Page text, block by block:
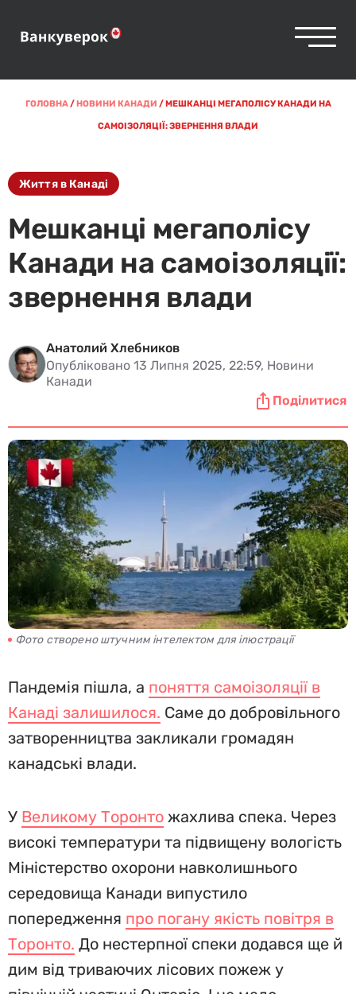
ГОЛОВНА/НОВИНИ КАНАДИ /МЕШКАНЦІ МЕГАПОЛІСУ КАНАДИ НА
САМОІЗОЛЯЦІЇ: ЗВЕРНЕННЯ ВЛАДИ
Життя в Канаді
Мешканці мегаполісу
Канади на самоізоляції:
звернення влади
Анатолий Хлебников
Опубліковано 13 Липня 2025, 22:59, Новини
Канади
Поділитися
Фото створено штучним інтелектом для ілюстрації
Пандемія пішла, а поняття самоізоляції в
Канаді залишилося. Саме до добровільного
затворенництва закликали громадян
канадські влади.
У Великому Торонто жахлива спека. Через
високі температури та підвищену вологість
Міністерство охорони навколишнього
середовища Канади випустило
попередження про погану якість повітря в
Торонто. До нестерпної спеки додався ще й
дим від триваючих лісових пожеж у